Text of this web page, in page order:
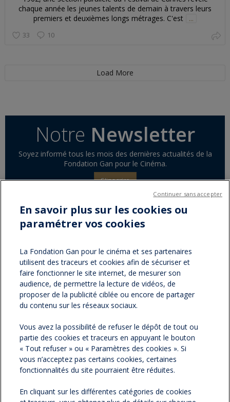
chaque année les jeunes talents de demain à travers leurs
premiers et deuxièmes longs métrages. C'est
...
33 10
Load More
Notre Newsletter
Soyez informé tous les mois des dernières actualités de la
Fondation Gan pour le Cinéma.
S'inscrire
Partager sur :
facebook
twitterVersion
imprimable
NOS NEWSLETTERS
NOS PARTENAIRES
ESPACE PRESSE
NOS ACTUALITÉS
En savoir plus sur les cookies ou
paramétrer vos cookies
La Fondation Gan pour le cinéma et ses partenaires
utilisent des traceurs et cookies afin de sécuriser et
faire fonctionner le site internet, de mesurer son
audience, de permettre la lecture de vidéos, de
proposer de la publicité ciblée ou encore de partager
du contenu sur les réseaux sociaux.
Vous avez la possibilité de refuser le dépôt de tout ou
partie des cookies et traceurs en appuyant le bouton
« Tout refuser » ou « Paramètres des cookies ». Si
vous n’acceptez pas certains cookies, certaines
fonctionnalités du site pourraient être réduites.
En cliquant sur les différentes catégories de cookies
Continuer sans accepter